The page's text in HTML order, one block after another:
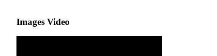
Images Video